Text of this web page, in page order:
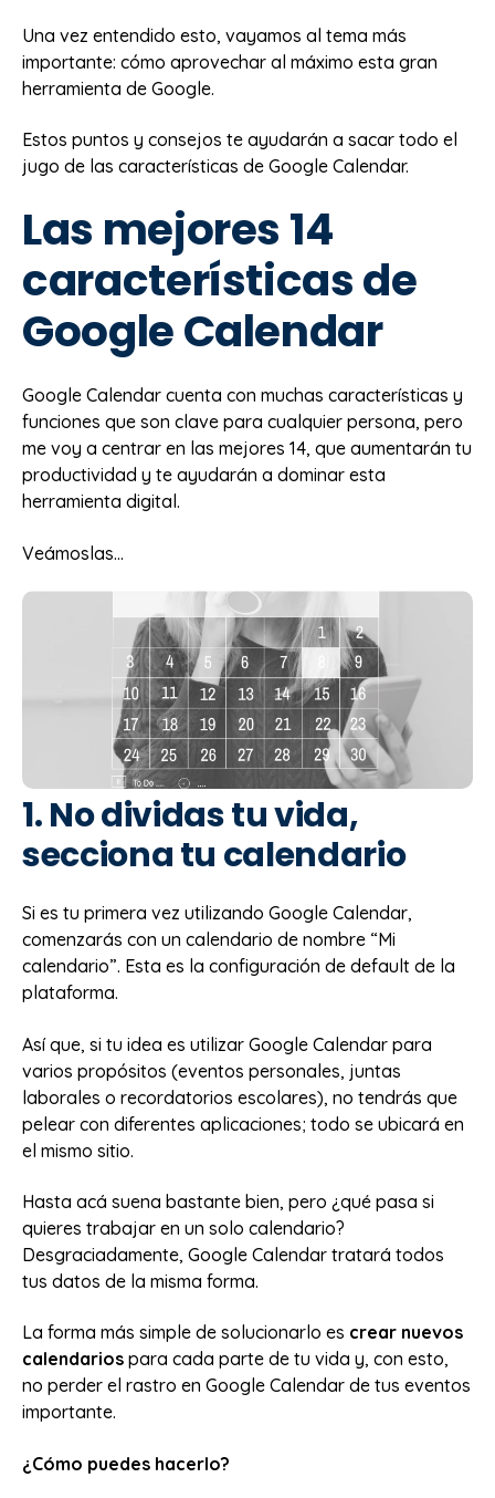
Una vez entendido esto, vayamos al tema más
importante: cómo aprovechar al máximo esta gran
herramienta de Google.
Estos puntos y consejos te ayudarán a sacar todo el
jugo de las características de Google Calendar.
Las mejores 14
características de
Google Calendar
Google Calendar cuenta con muchas características y
funciones que son clave para cualquier persona, pero
me voy a centrar en las mejores 14, que aumentarán tu
productividad y te ayudarán a dominar esta
herramienta digital.
Veámoslas...
1. No dividas tu vida,
secciona tu calendario
Si es tu primera vez utilizando Google Calendar,
comenzarás con un calendario de nombre “Mi
calendario”. Esta es la configuración de default de la
plataforma.
Así que, si tu idea es utilizar Google Calendar para
varios propósitos (eventos personales, juntas
laborales o recordatorios escolares), no tendrás que
pelear con diferentes aplicaciones; todo se ubicará en
el mismo sitio.
Hasta acá suena bastante bien, pero ¿qué pasa si
quieres trabajar en un solo calendario?
Desgraciadamente, Google Calendar tratará todos
tus datos de la misma forma.
La forma más simple de solucionarlo es crear nuevos
calendarios para cada parte de tu vida y, con esto,
no perder el rastro en Google Calendar de tus eventos
importante.
¿Cómo puedes hacerlo?